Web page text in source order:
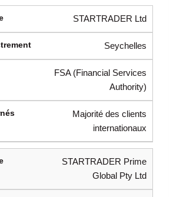
STARTRADER Ltd
Seychelles
FSA (Financial Services
Authority)
Majorité des clients
internationaux
STARTRADER Prime
Global Pty Ltd